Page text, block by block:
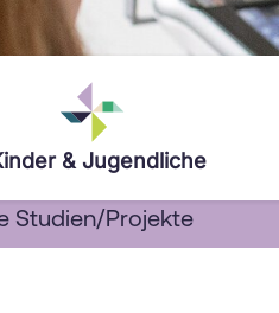
& Jugendliche
Studien/Projekte